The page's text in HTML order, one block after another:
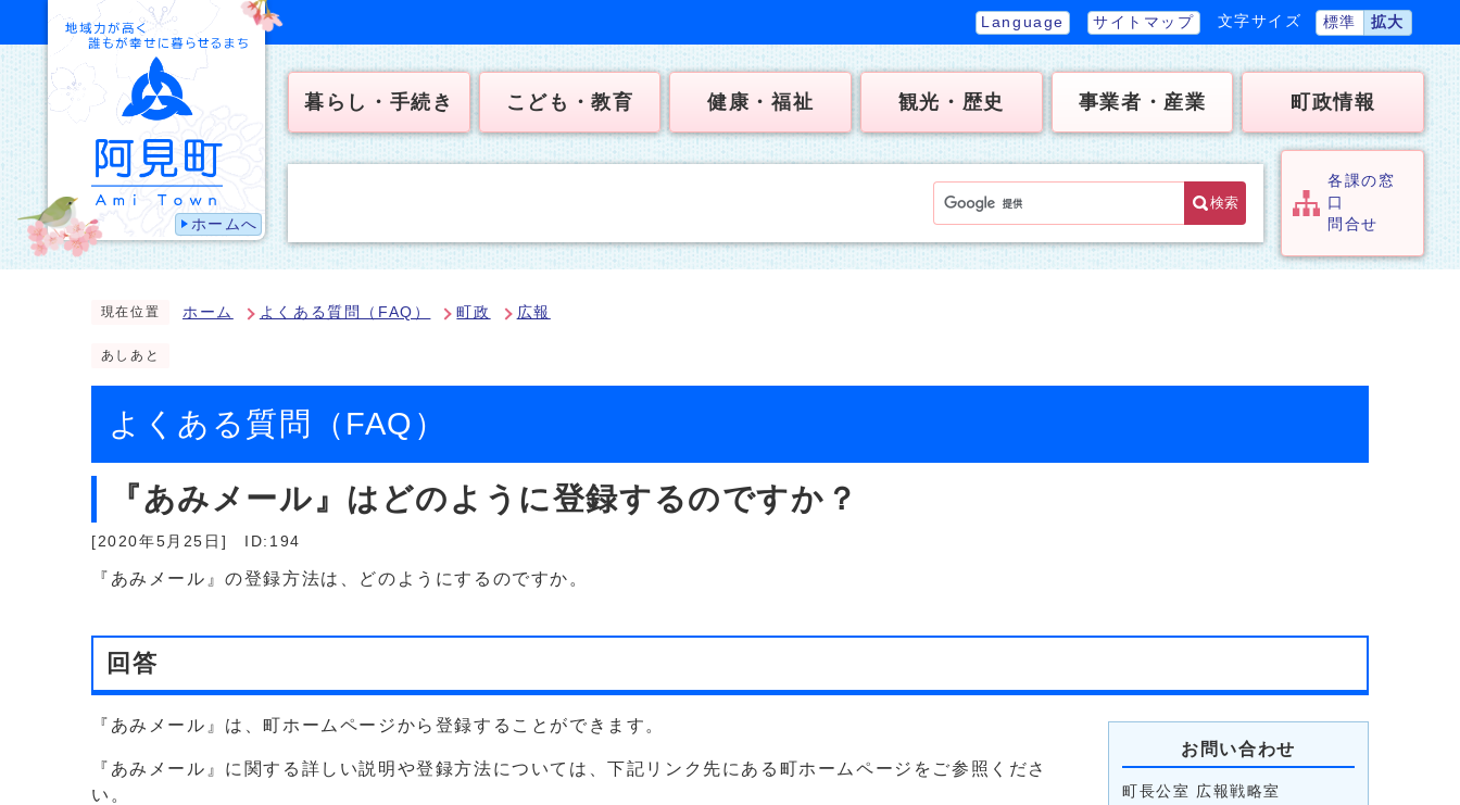
ホームへ
Language サイトマップ 文字サイズ 標準 拡大
暮らし・手続き こども・教育 健康・福祉 観光・歴史 事業者・産業 町政情報
検索
各課の窓
口
問合せ
現在位置 ホーム よくある質問（FAQ） 町政 広報
あしあと
よくある質問（FAQ）
『あみメール』はどのように登録するのですか？
[2020年5月25日] ID:194
『あみメール』の登録方法は、どのようにするのですか。
回答
『あみメール』は、町ホームページから登録することができます。
『あみメール』に関する詳しい説明や登録方法については、下記リンク先にある町ホームページをご参照くださ
い。
お問い合わせ
町長公室 広報戦略室